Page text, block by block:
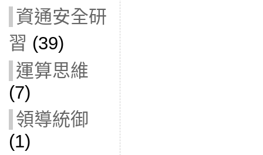
資通安全研
習 (39)
運算思維
(7)
領導統御
(1)